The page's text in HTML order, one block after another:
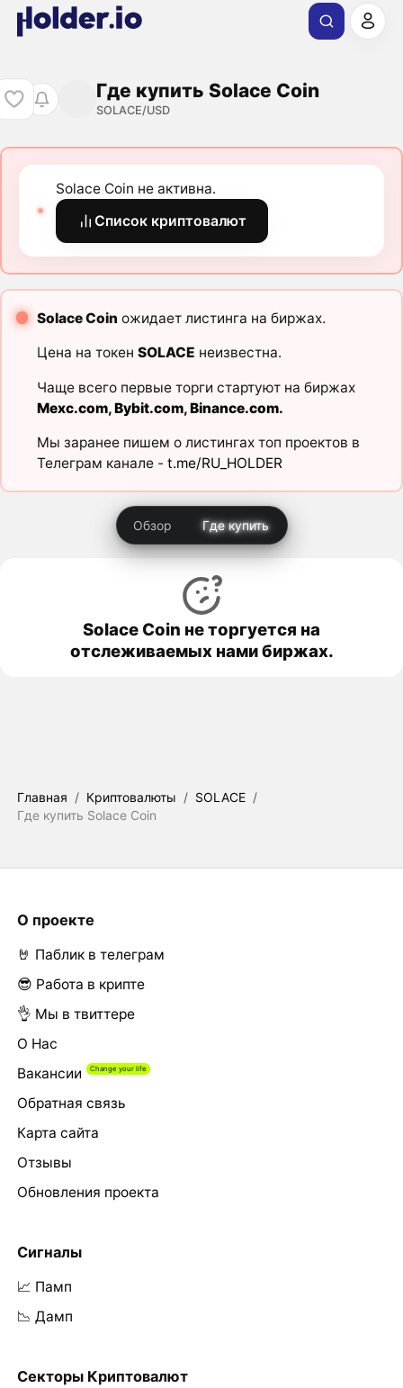
Где купить Solace Coin
SOLACE/USD
Solace Coin не активна.
Список криптовалют
Solace Coin ожидает листинга на биржах.
Цена на токен SOLACE неизвестна.
Чаще всего первые торги стартуют на биржах
Mexc.com,Bybit.com,Binance.com.
Мы заранее пишем о листингах топ проектов в
Телеграм канале - t.me/RU_HOLDER
Обзор Где купить
Solace Coin не торгуется на
отслеживаемых нами биржах.
Главная / Криптовалюты / SOLACE /
Где купить Solace Coin
О проекте
🤘 Паблик в телеграм
😎 Работа в крипте
👌 Мы в твиттере
О Нас
Вакансии
Обратная связь
Карта сайта
Отзывы
Обновления проекта
Сигналы
📈 Памп
📉 Дамп
Секторы Криптовалют